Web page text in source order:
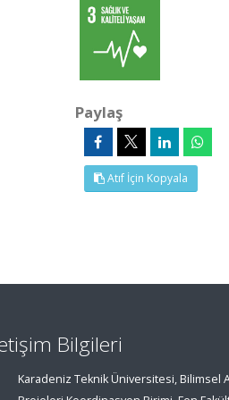
Paylaş
Atıf İçin Kopyala
Bilgileri
Karadeniz Teknik Üniversitesi, Bilimsel